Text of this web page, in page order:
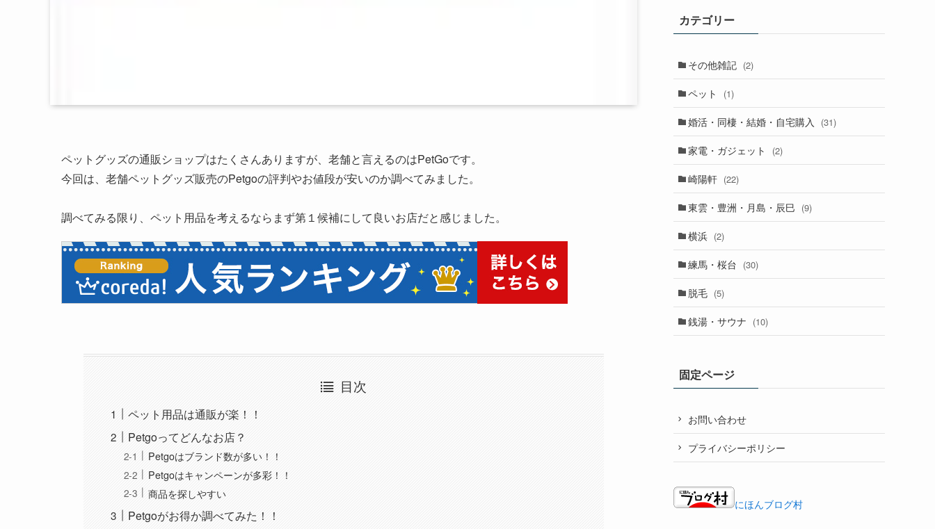
ペットグッズの通販ショップはたくさんありますが、老舗と言えるのはPetGoです。
今回は、老舗ペットグッズ販売のPetgoの評判やお値段が安いのか調べてみました。
調べてみる限り、ペット用品を考えるならまず第１候補にして良いお店だと感じました。
目次
ペット用品は通販が楽！！
Petgoってどんなお店？
Petgoはブランド数が多い！！
Petgoはキャンペーンが多彩！！
商品を探しやすい
Petgoがお得か調べてみた！！
カテゴリー
その他雑記 (2)
ペット (1)
婚活・同棲・結婚・自宅購入 (31)
家電・ガジェット (2)
崎陽軒 (22)
東雲・豊洲・月島・辰巳 (9)
横浜 (2)
練馬・桜台 (30)
脱毛 (5)
銭湯・サウナ (10)
固定ページ
お問い合わせ
プライバシーポリシー
にほんブログ村